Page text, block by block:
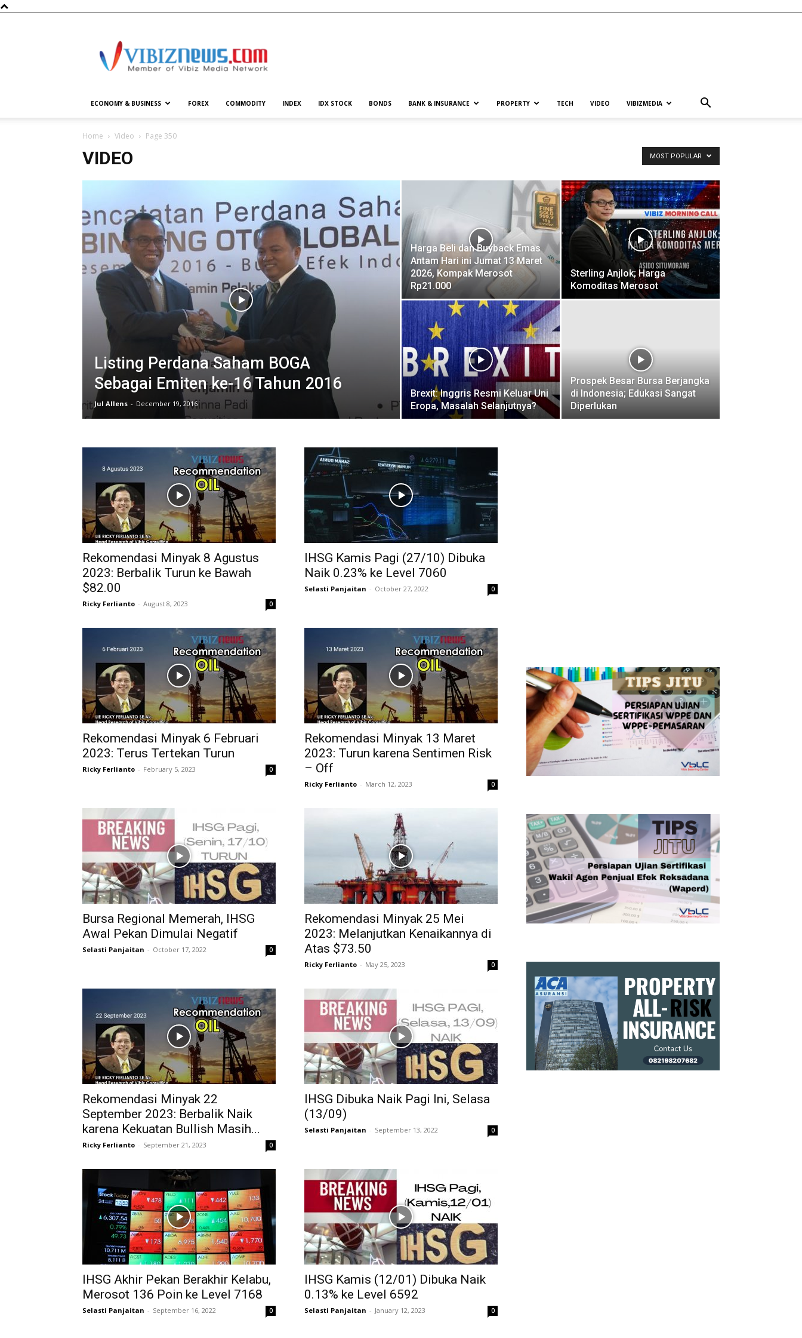
ECONOMY & BUSINESS FOREX COMMODITY INDEX IDX STOCK BONDS BANK & INSURANCE PROPERTY TECH VIDEO VIBIZMEDIA
Home Video Page 350
VIDEO MOST POPULAR
Listing Perdana Saham BOGA
Sebagai Emiten ke-16 Tahun 2016
Jul Allens - December 19, 2016
Harga Beli dan Buyback Emas
Antam Hari ini Jumat 13 Maret
2026, Kompak Merosot
Rp21.000
Sterling Anjlok; Harga
Komoditas Merosot
Brexit: Inggris Resmi Keluar Uni
Eropa, Masalah Selanjutnya?
Prospek Besar Bursa Berjangka
di Indonesia; Edukasi Sangat
Diperlukan
Rekomendasi Minyak 8 Agustus
2023: Berbalik Turun ke Bawah
$82.00
Ricky Ferlianto - August 8, 2023 0
IHSG Kamis Pagi (27/10) Dibuka
Naik 0.23% ke Level 7060
Selasti Panjaitan - October 27, 2022 0
Rekomendasi Minyak 6 Februari
2023: Terus Tertekan Turun
Ricky Ferlianto - February 5, 2023 0
Rekomendasi Minyak 13 Maret
2023: Turun karena Sentimen Risk
– Off
Ricky Ferlianto - March 12, 2023 0
Bursa Regional Memerah, IHSG
Awal Pekan Dimulai Negatif
Selasti Panjaitan - October 17, 2022 0
Rekomendasi Minyak 25 Mei
2023: Melanjutkan Kenaikannya di
Atas $73.50
Ricky Ferlianto - May 25, 2023 0
Rekomendasi Minyak 22
September 2023: Berbalik Naik
karena Kekuatan Bullish Masih...
Ricky Ferlianto - September 21, 2023 0
IHSG Dibuka Naik Pagi Ini, Selasa
(13/09)
Selasti Panjaitan - September 13, 2022 0
IHSG Akhir Pekan Berakhir Kelabu,
Merosot 136 Poin ke Level 7168
Selasti Panjaitan - September 16, 2022 0
IHSG Kamis (12/01) Dibuka Naik
0.13% ke Level 6592
Selasti Panjaitan - January 12, 2023 0